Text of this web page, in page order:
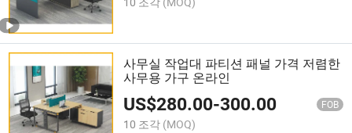
사무실 작업대 파티션 패널 가격 저렴한
사무용 가구 온라인
US$280.00-300.00 FOB
10 조각 (MOQ)